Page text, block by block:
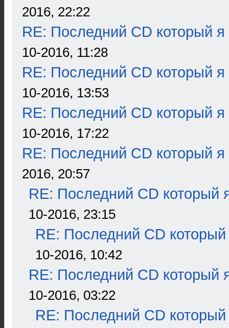
2016, 22:22
RE: Последний CD который я
10-2016, 11:28
RE: Последний CD который я
10-2016, 13:53
RE: Последний CD который я
10-2016, 17:22
RE: Последний CD который я
2016, 20:57
RE: Последний CD который
10-2016, 23:15
RE: Последний CD который
10-2016, 10:42
RE: Последний CD который
10-2016, 03:22
RE: Последний CD который